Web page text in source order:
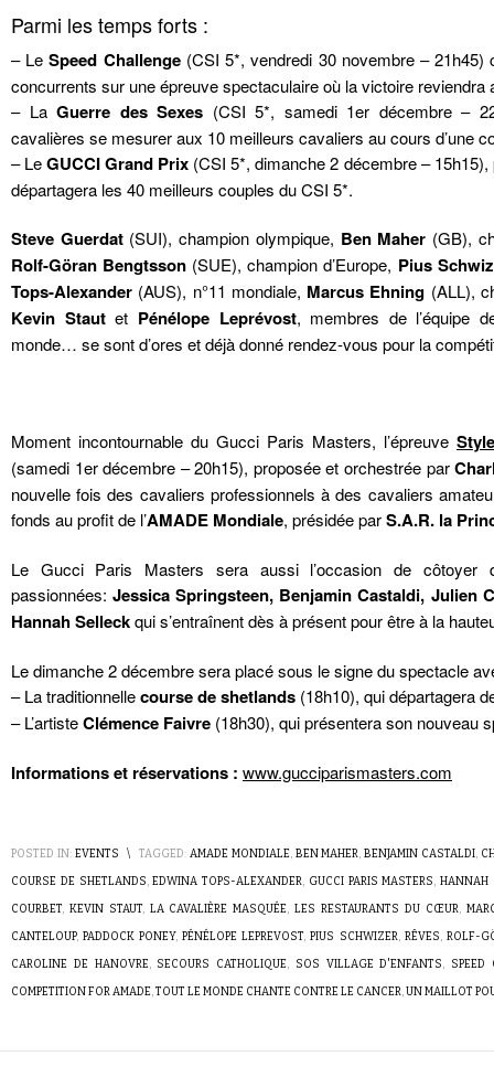
Parmi les temps forts :
– LeSpeed Challenge(CSI 5*, vendredi 30 novembre – 21h45)
concurrents sur une épreuve spectaculaire où la victoire reviendra
– LaGuerre des Sexes (CSI 5*, samedi 1er décembre –
cavalières se mesurer aux 10 meilleurs cavaliers au cours d’une
– LeGUCCI Grand Prix (CSI 5*, dimanche 2 décembre –
départagera les 40 meilleurs couples du CSI 5*.
Steve Guerdat(SUI), champion olympique, Ben Maher (GB),
Rolf-Göran Bengtsson (SUE), champion d’Europe, Pius
Tops-Alexander (AUS), n°11 mondiale, Marcus Ehning (ALL),
Kevin Stautet Pénélope Leprévost, membres de l’équipe
monde… se sont d’ores et déjà donné rendez-vous pour la
Moment incontournable du Gucci Paris Masters, l’épreuve
(samedi 1er décembre – 20h15), proposée et orchestrée par
nouvelle fois des cavaliers professionnels à des cavaliers
fonds au profit de l’AMADE Mondiale, présidée parS.A.R. la
Le Gucci Paris Masters sera aussi l’occasion de côtoyer
passionnées: Jessica Springsteen, Benjamin Castaldi, Julien
Hannah Selleckqui s’entraînent dès à présent pour être à la
Le dimanche 2 décembre sera placé sous le signe du spectacle
– La traditionnellecourse de shetlands (18h10), qui départagera
– L’artisteClémence Faivre (18h30), qui présentera son nouveau
Informations et réservations : www.gucciparismasters.com
POSTED IN: EVENTS \ TAGGED: AMADE MONDIALE, BEN MAHER,BENJAMIN CASTALDI,
COURSE DE SHETLANDS,EDWINA TOPS-ALEXANDER, GUCCI PARIS MASTERS, HANNAH
COURBET, KEVIN STAUT, LA CAVALIÈRE MASQUÉE,LES RESTAURANTS DU CŒUR,
CANTELOUP,PADDOCK PONEY,PÉNÉLOPE LEPREVOST,PIUS SCHWIZER, RÊVES, ROLF-
CAROLINE DE HANOVRE, SECOURS CATHOLIQUE, SOS VILLAGE D'ENFANTS, SPEED
COMPETITION FOR AMADE,TOUT LE MONDE CHANTE CONTRE LE CANCER,UN MAILLOT